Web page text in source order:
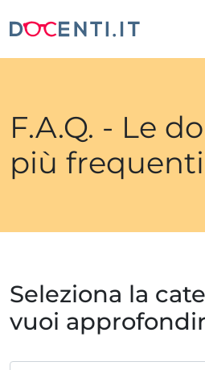
F.A.Q. - Le
più frequenti
Seleziona la
vuoi